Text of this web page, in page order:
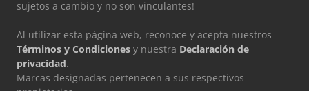
sujetos a cambio y no son vinculantes!
Al utilizar esta página web, reconoce y acepta nuestros
Términos y Condiciones y nuestra Declaración de
privacidad.
Marcas designadas pertenecen a sus respectivos